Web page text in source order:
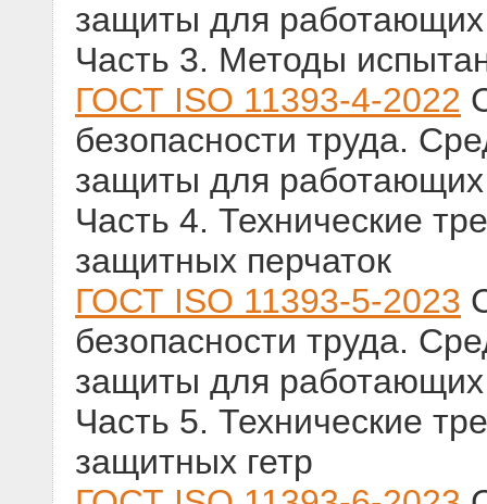
защиты для
Часть 3. Методы
ГОСТ ISO 11393-4-2022
безопасности труда.
защиты для
Часть 4. Технические
защитных перчаток
ГОСТ ISO 11393-5-2023
безопасности труда.
защиты для
Часть 5. Технические
защитных гетр